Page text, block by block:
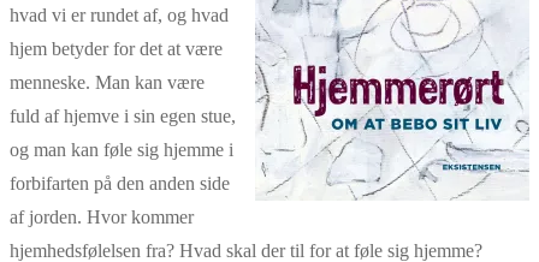
hvad vi er rundet af, og hvad
hjem betyder for det at være
menneske. Man kan være
fuld af hjemve i sin egen stue,
og man kan føle sig hjemme i
forbifarten på den anden side
af jorden. Hvor kommer
hjemhedsfølelsen fra? Hvad skal der til for at føle sig hjemme?